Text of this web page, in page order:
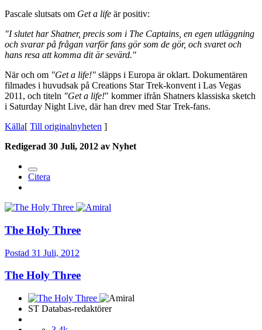
Pascale slutsats om Get a life är positiv:
"I slutet har Shatner, precis som i The Captains, en egen utläggning
och svarar på frågan varför fans gör som de gör, och svaret och
hans resa att komma dit är sevärd."
När och om "Get a life!" släpps i Europa är oklart. Dokumentären
filmades i huvudsak på Creations Star Trek-konvent i Las Vegas
2011, och titeln "Get a life!" kommer ifrån Shatners klassiska sketch
i Saturday Night Live, där han drev med Star Trek-fans.
Källa[ Till originalnyheten ]
Redigerad 30 Juli, 2012 av Nyhet
Citera
The Holy Three
Postad 31 Juli, 2012
The Holy Three
ST Databas-redaktörer